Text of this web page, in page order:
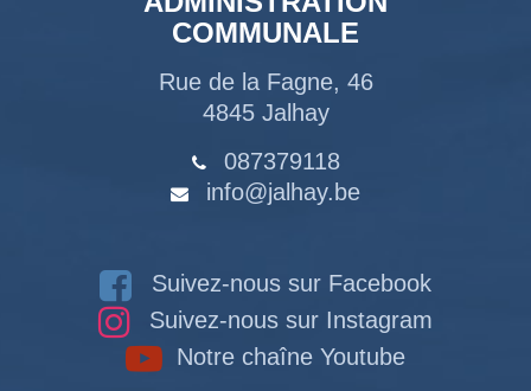
COMMUNALE
Rue de la Fagne, 46
4845 Jalhay
087379118
info@jalhay.be
Suivez-nous sur Facebook
Suivez-nous sur Instagram
Notre chaîne Youtube